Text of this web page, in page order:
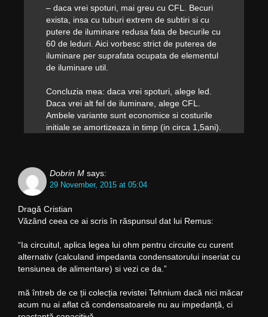
– daca vrei spoturi, mai greu cu CFL. Becuri
exista, insa cu tuburi extrem de subtiri si cu
putere de iluminare redusa fata de becurile cu
60 de leduri. Aici vorbesc strict de puterea de
iluminare per suprafata ocupata de elementul
de iluminare util.
Concluzia mea: daca vrei spoturi, alege led.
Daca vrei alt fel de iluminare, alege CFL.
Ambele variante sunt economice si costurile
initiale se amortizeaza in timp (in circa 1,5ani).
Dobrin M says:
29 November, 2015 at 05:04
Dragă Cristian
Văzând ceea ce ai scris în răspunsul dat lui Remus:
“Ia circuitul, aplica legea lui ohm pentru circuite cu curent
alternativ (calculand impedanta condensatorului inseriat cu
tensiunea de alimentare) si vezi ce da.”
mă întreb de ce ții colecția revistei Tehnium dacă nici măcar
acum nu ai aflat că condensatoarele nu au impedanță, ci